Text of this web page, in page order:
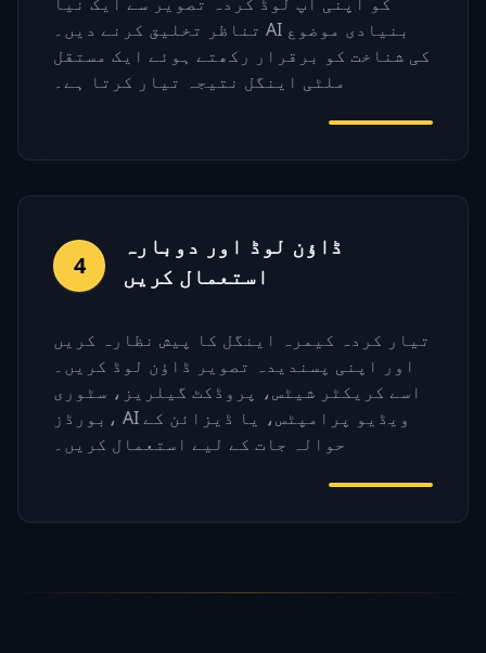
تناظر تخلیق کرنے دیں۔ AI بنیادی موضوع
کی شناخت کو برقرار رکھتے ہوئے ایک مستقل
ملٹی اینگل نتیجہ تیار کرتا ہے۔
4
ڈاؤن لوڈ اور دوبارہ
استعمال کریں
تیار کردہ کیمرہ اینگل کا پیش نظارہ کریں
اور اپنی پسندیدہ تصویر ڈاؤن لوڈ کریں۔
اسے کریکٹر شیٹس، پروڈکٹ گیلریز، سٹوری
بورڈز، AI ویڈیو پرامپٹس، یا ڈیزائن کے
حوالہ جات کے لیے استعمال کریں۔